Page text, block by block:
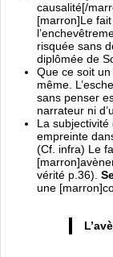
causalité[/
[marron]Le
risquée sans
diplômée de
Que ce soit
même.
sans penser
narrateur ni
La subjectivité
empreinte
(Cf. infra) Le
vérité p.36).
une